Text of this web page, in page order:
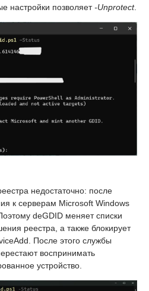
настройки позволяет-Unprotect.
недостаточно: после
к серверам Microsoft Windows
deGDID меняет списки
реестра, а также блокирует
После этого службы
воспринимать
устройство.